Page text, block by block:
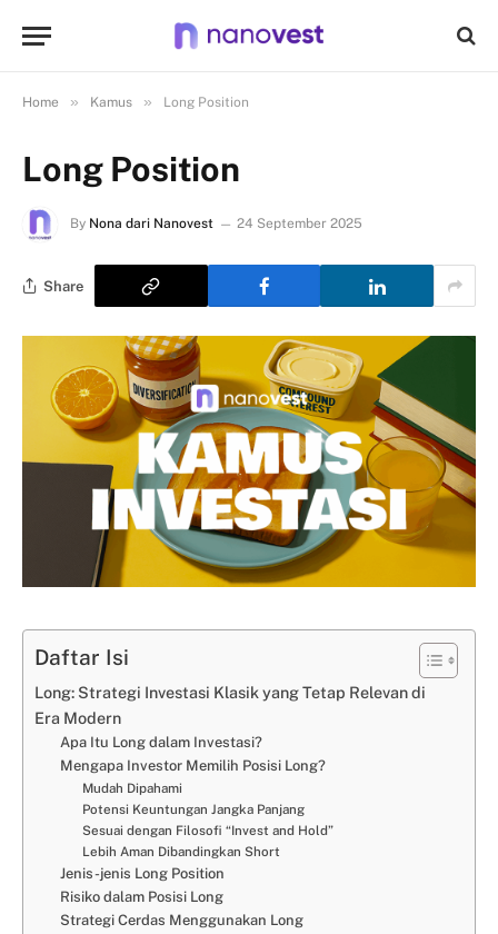
Home » Kamus » Long Position
Long Position
By Nona dari Nanovest 24 September 2025
Share
Daftar Isi
Long: Strategi Investasi Klasik yang Tetap Relevan di
Era Modern
Apa Itu Long dalam Investasi?
Mengapa Investor Memilih Posisi Long?
Mudah Dipahami
Potensi Keuntungan Jangka Panjang
Sesuai dengan Filosofi “Invest and Hold”
Lebih Aman Dibandingkan Short
Jenis-jenis Long Position
Risiko dalam Posisi Long
Strategi Cerdas Menggunakan Long